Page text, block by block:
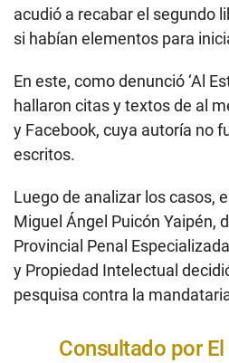
acudió a recabar el segundo
si habían elementos para
En este, como denunció ‘Al
hallaron citas y textos de al
y Facebook, cuya autoría no
escritos.
Luego de analizar los casos,
Miguel Ángel Puicón Yaipén,
Provincial Penal
y Propiedad Intelectual
pesquisa contra la
Consultado por